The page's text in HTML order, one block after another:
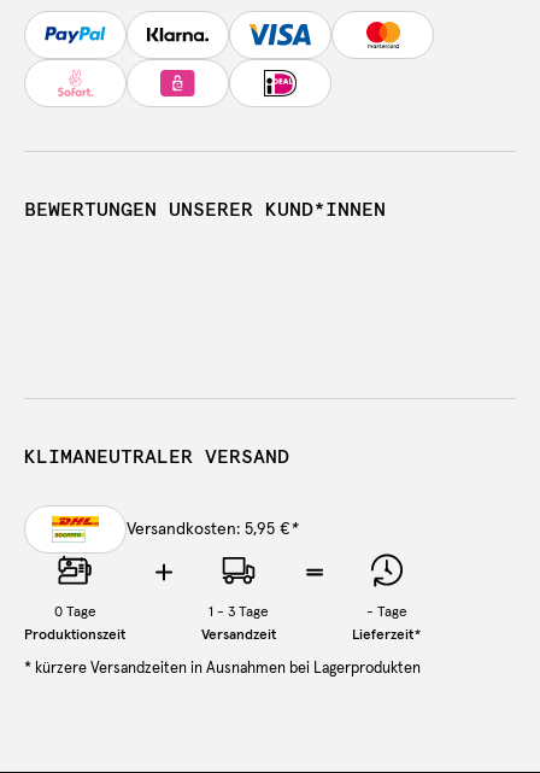
BEWERTUNGEN UNSERER KUND*INNEN
KLIMANEUTRALER VERSAND
Versandkosten: 5,95 €*
0Tage
Produktionszeit
1 - 3 Tage
Versandzeit
- Tage
Lieferzeit*
* kürzere Versandzeiten in Ausnahmen bei Lagerprodukten